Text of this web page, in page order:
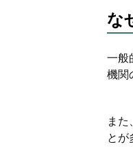
な
一般
機関
ま
とが